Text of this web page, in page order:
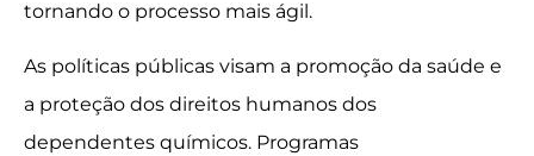
tornando o processo mais ágil.
As políticas públicas visam a promoção da saúde e
a proteção dos direitos humanos dos
dependentes químicos. Programas